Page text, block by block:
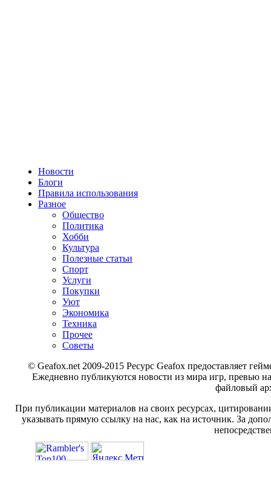
Новости
Блоги
Правила использования
Разное
Общество
Политика
Хобби
Культура
Полезные статьи
Спорт
Услуги
Покупки
Уют
Экономика
Техника
Прочее
Советы
© Geafox.net 2009-2015 Ресурс Geafox предоставляет
Ежедневно публикуются новости из мира игр, превью
файловый
При публикации материалов на своих ресурсах,
указывать прямую ссылку на нас, как на источник. За